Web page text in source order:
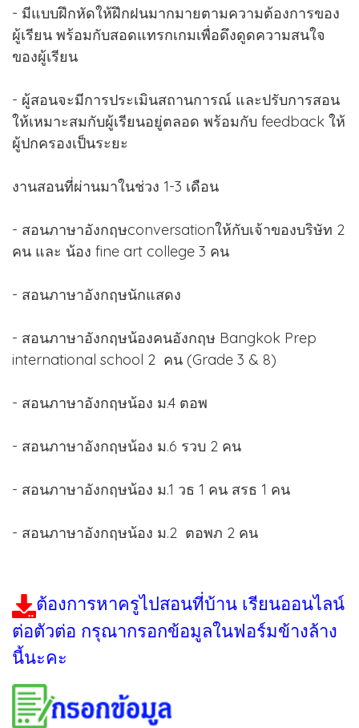
- มีแบบฝึกหัดให้ฝึกฝนมากมายตามความต้องการของ
ผู้เรียน พร้อมกับสอดแทรกเกมเพื่อดึงดูดความสนใจ
ของผู้เรียน
- ผู้สอนจะมีการประเมินสถานการณ์ และปรับการสอน
ให้เหมาะสมกับผู้เรียนอยู่ตลอด พร้อมกับ feedback ให้
ผู้ปกครองเป็นระยะ
งานสอนที่ผ่านมาในช่วง 1-3 เดือน
- สอนภาษาอังกฤษconversationให้กับเจ้าของบริษัท 2
คน และ น้อง fine art college 3 คน
- สอนภาษาอังกฤษนักแสดง
- สอนภาษาอังกฤษน้องคนอังกฤษ Bangkok Prep
international school 2 คน (Grade 3 & 8)
- สอนภาษาอังกฤษน้อง ม.4 ตอพ
- สอนภาษาอังกฤษน้อง ม.6 รวบ 2 คน
- สอนภาษาอังกฤษน้อง ม.1 วธ 1 คน สรธ 1 คน
- สอนภาษาอังกฤษน้อง ม.2 ตอพภ 2 คน
ต้องการหาครูไปสอนที่บ้าน เรียนออนไลน์
ต่อตัวต่อ กรุณากรอกข้อมูลในฟอร์มข้างล้าง
นี้นะคะ